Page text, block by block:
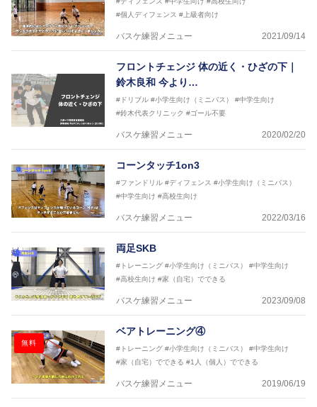
#個人ディフェンス #上級者向け
バスケ練習メニュー 2021/09/14
フロントチェンジ 体の近く・ひざの下｜
鈴木良和 今より…
#ドリブル #小学生向け（ミニバス）
#中学生向け
#鈴木代表クリニック #ゴール不要
バスケ練習メニュー 2020/02/20
コーンタッチ1on3
#ファンドリル #ディフェンス #小学生向け（ミニバス）
#中学生向け #高校生向け
バスケ練習メニュー 2022/03/16
両足SKB
#トレーニング #小学生向け（ミニバス）
#中学生向け
#高校生向け #家（自宅）でできる
バスケ練習メニュー 2023/09/08
無料
ベアトレーニング④
#トレーニング #小学生向け（ミニバス）
#中学生向け
#家（自宅）でできる #1人（個人）でできる
バスケ練習メニュー 2019/06/19